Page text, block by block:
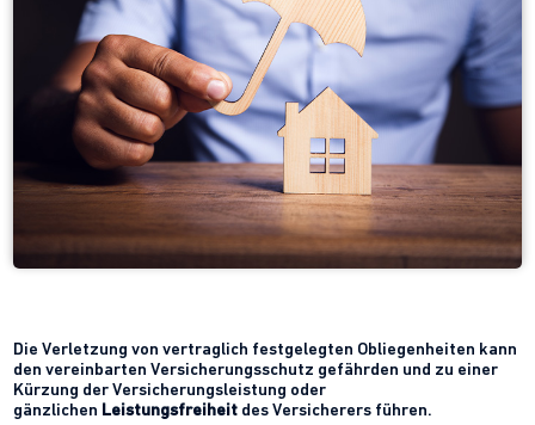
Die Verletzung von vertraglich festgelegten Obliegenheiten kann
den vereinbarten Versicherungsschutz gefährden und zu einer
Kürzung der Versicherungsleistung oder
gänzlichen Leistungsfreiheit des Versicherers führen.